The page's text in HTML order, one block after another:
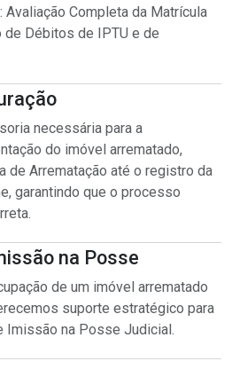
Avaliação Completa da Matrícula
Débitos de IPTU e de
necessária para a
do imóvel arrematado,
de Arrematação até o registro da
garantindo que o processo
na Posse
de um imóvel arrematado
suporte estratégico para
Imissão na Posse Judicial.